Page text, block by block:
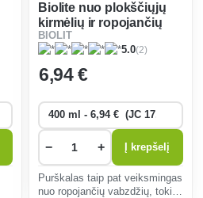
Biolite nuo plokščiųjų
kirmėlių ir ropojančių
vabzdžių
BIOLIT
5.0(2)
6,94 €
− + Į krepšelį
Purškalas taip pat veiksmingas
nuo ropojančių vabzdžių, tokių